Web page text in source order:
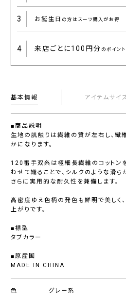
3 お誕生日 の方はスーツ購入がお得
4 来店ごとに100円分 のポイン
基本情報 アイテムサイ
■商品説明
生地の肌触りは繊維の質が左右し、繊
かになります。
120番手双糸は極細長繊維のコットン
わせて織ることで、シルクのような滑ら
さらに実用的な耐久性を兼備します。
高密度ゆえ色柄の発色も鮮明で美しく
上がりです。
■襟型
タブカラー
■原産国
MADE IN CHINA
色 グレー系